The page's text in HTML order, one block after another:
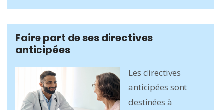
Faire part de ses directives
anticipées
Les directives
anticipées sont
destinées à